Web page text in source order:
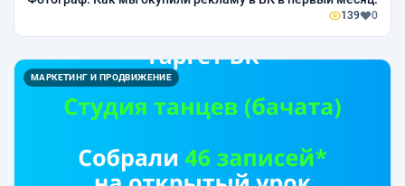
139 0
МАРКЕТИНГ И ПРОДВИЖЕНИЕ